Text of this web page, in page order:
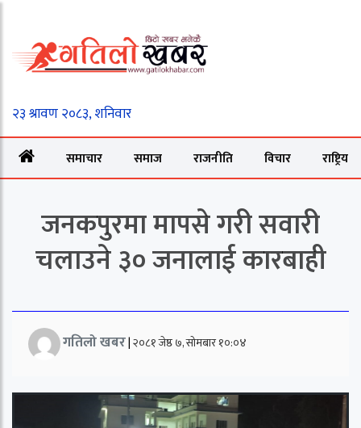
समाचार समाज राजनीति विचार राष्ट्रिय
जनकपुरमा मापसे गरी सवारी
चलाउने ३० जनालाई कारबाही
गतिलो खबर|२०८१ जेष्ठ ७, सोमबार १०:०४